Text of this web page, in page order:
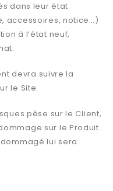
dans leur état
accessoires, notice…)
à l’état neuf,
devra suivre la
le Site.
pèse sur le Client,
sur le Produit
lui sera